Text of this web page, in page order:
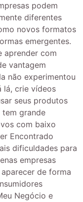
podem
diferentes
novos formatos
emergentes.
aprender com
vantagem
não experimentou
lá, crie vídeos
seus produtos
tem grande
com baixo
Encontrado
dificuldades para
empresas
de forma
Negócio e